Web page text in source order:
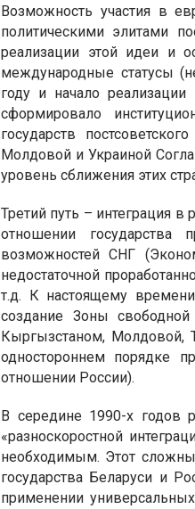
Возможность участия в
политическими элитами
реализации этой идеи и
международные статусы
году и начало реализации
сформировало
государств
Молдовой и Украиной
уровень сближения этих
Третий путь – интеграция в
отношении
возможностей СНГ
недостаточной
т.д. К настоящему
создание Зоны
Кыргызстаном, Молдовой,
одностороннем порядке
отношении России).
В середине 1990-х годов
«разноскоростной
необходимым. Этот
государства Беларуси и
применении